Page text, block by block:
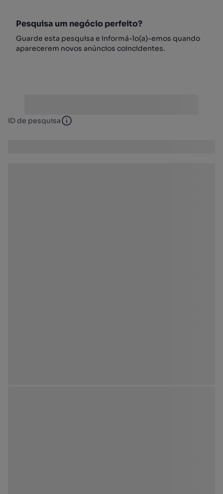
Pesquisa um negócio perfeito?
Guarde esta pesquisa e informá-lo(a)-emos quando
aparecerem novos anúncios coincidentes.
ID de pesquisa ID de pesquisa